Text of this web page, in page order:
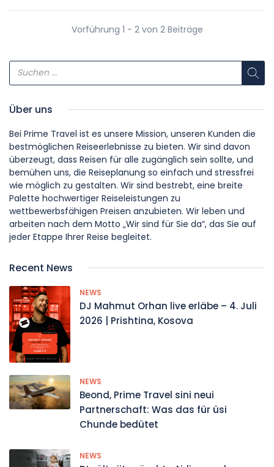
Vorführung 1 - 2 von 2 Beiträge
Über uns
Bei Prime Travel ist es unsere Mission, unseren Kunden die
bestmöglichen Reiseerlebnisse zu bieten. Wir sind davon
überzeugt, dass Reisen für alle zugänglich sein sollte, und
bemühen uns, die Reiseplanung so einfach und stressfrei
wie möglich zu gestalten. Wir sind bestrebt, eine breite
Palette hochwertiger Reiseleistungen zu
wettbewerbsfähigen Preisen anzubieten. Wir leben und
arbeiten nach dem Motto „Wir sind für Sie da“, das Sie auf
jeder Etappe Ihrer Reise begleitet.
Recent News
NEWS
DJ Mahmut Orhan live erläbe – 4. Juli
2026 | Prishtina, Kosova
NEWS
Beond, Prime Travel sini neui
Partnerschaft: Was das für üsi
Chunde bedütet
NEWS